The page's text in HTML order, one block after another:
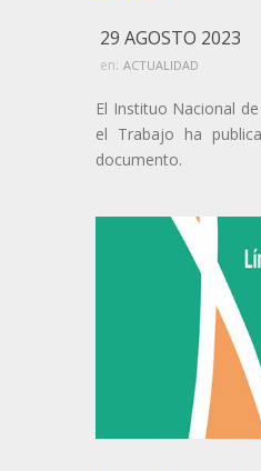
29 AGOSTO 2023
en: ACTUALIDAD
El Instituo Nacional
el Trabajo ha
documento.